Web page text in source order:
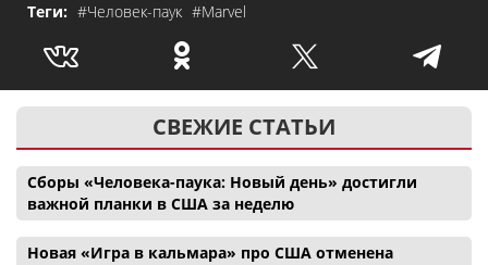
Теги: #Человек-паук #Marvel
СВЕЖИЕ СТАТЬИ
Сборы «Человека-паука: Новый день» достигли
важной планки в США за неделю
Новая «Игра в кальмара» про США отменена